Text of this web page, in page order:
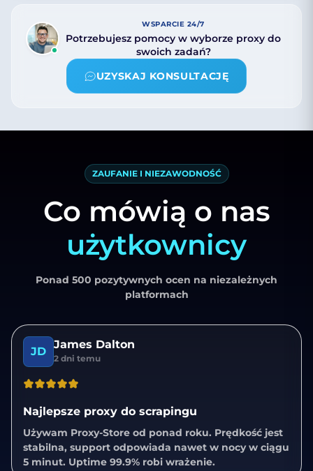
WSPARCIE 24/7
Potrzebujesz pomocy w wyborze proxy do
swoich zadań?
UZYSKAJ KONSULTACJĘ
ZAUFANIE I NIEZAWODNOŚĆ
Co mówią o nas
użytkownicy
Ponad 500 pozytywnych ocen na niezależnych
platformach
JD James Dalton
2 dni temu
Najlepsze proxy do scrapingu
Używam Proxy-Store od ponad roku. Prędkość jest
stabilna, support odpowiada nawet w nocy w ciągu
5 minut. Uptime 99.9% robi wrażenie.